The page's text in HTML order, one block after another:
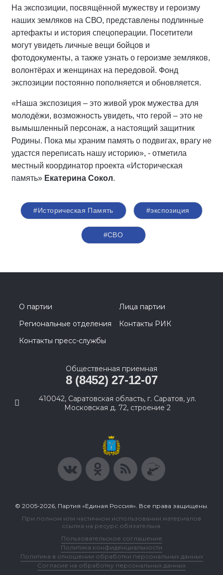
На экспозиции, посвящённой мужеству и героизму
наших земляков на СВО, представлены подлинные
артефакты и история спецоперации. Посетители
могут увидеть личные вещи бойцов и
фотодокументы, а также узнать о героизме земляков,
волонтёрах и женщинах на передовой. Фонд
экспозиции постоянно пополняется и обновляется.
«Наша экспозиция – это живой урок мужества для
молодёжи, возможность увидеть, что герой – это не
вымышленный персонаж, а настоящий защитник
Родины. Пока мы храним память о подвигах, врагу не
удастся переписать нашу историю», - отметила
местный координатор проекта «Историческая
память» Екатерина Сокол.
#Историческая Память #экспозиция
#СВО
О партии
Лица партии
Региональные отделения
Контакты РИК
Контакты пресс-службы
Общественная приемная
8 (8452) 27-12-07
410042, Саратовская область, г. Саратов, ул.
Московская д. 72, строение 2
© 2005-2026, Партия «Единая Россия». Все права защищены.
При полном или частичном использовании материалов
ссылка на ресурс обязательна.
Пользовательское соглашение
Политика конфиденциальности
Политика в отношении обработки персональных данных
Согласие на обработку персональных данных